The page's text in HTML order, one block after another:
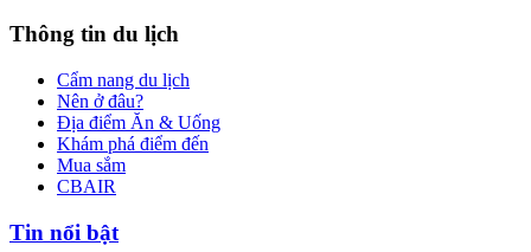
Thông tin du lịch
Cẩm nang du lịch
Nên ở đâu?
Địa điểm Ăn & Uống
Khám phá điểm đến
Mua sắm
CBAIR
Tin nổi bật